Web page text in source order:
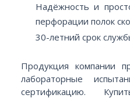
Надёжность и
перфорации полок
30-летний срок
Продукция компании
лабораторные
сертификацию.